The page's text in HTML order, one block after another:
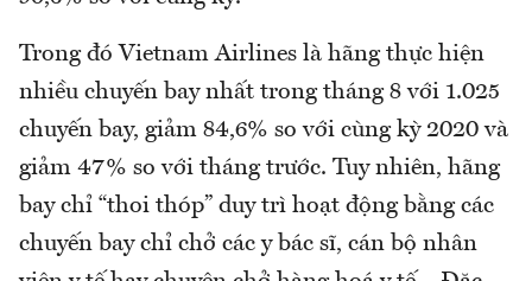
Trong đó Vietnam Airlines là hãng thực hiện
nhiều chuyến bay nhất trong tháng 8 với 1.025
chuyến bay, giảm 84,6% so với cùng kỳ 2020 và
giảm 47% so với tháng trước. Tuy nhiên, hãng
bay chỉ “thoi thóp” duy trì hoạt động bằng các
chuyến bay chỉ chở các y bác sĩ, cán bộ nhân